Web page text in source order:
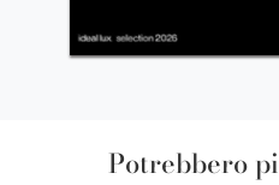
Potrebbero